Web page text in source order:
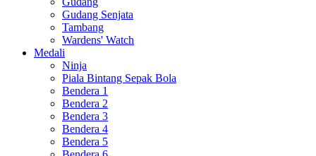
Gudang Senjata
Tambang
Wardens' Watch
Medali
Ninja
Piala Bintang Sepak Bola
Bendera 1
Bendera 2
Bendera 3
Bendera 4
Bendera 5